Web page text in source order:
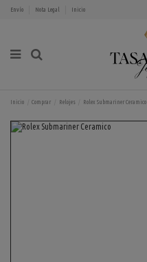
Envío Nota Legal Inicio
Inicio Comprar Relojes Rolex Submariner Ceramico